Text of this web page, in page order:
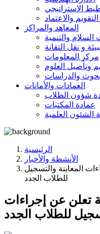
الإستراتيجي
والاعتماد
المعاهد والمراكز
والتنمية
و نقل التقانة
مركز المعلومات
وتأصيل العلوم
والدراسات
العمادات والأمانات
شؤون الطلاب
عمادة المكتبات
الشئون العلمية
الرئيسية
الأنشطة والأخبار
المعاينة والتسجيل
للطلاب الجدد
تعلن عن إجراءات
للطلاب الجدد